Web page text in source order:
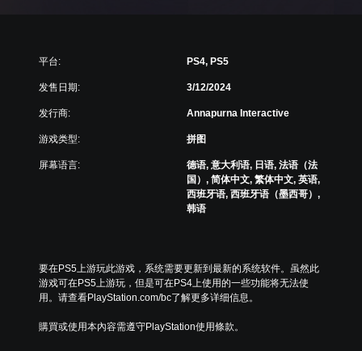
平台: PS4, PS5
发售日期: 3/12/2024
发行商: Annapurna Interactive
游戏类型: 拼图
屏幕语言:
德语, 意大利语, 日语, 法语（法
国）, 简体中文, 繁体中文, 英语,
西班牙语, 西班牙语（墨西哥）,
韩语
要在PS5上游玩此游戏，系统需要更新到最新的系统软件。虽然此
游戏可在PS5上游玩，但是可在PS4上使用的一些功能将无法使
用。请查看PlayStation.com/bc了解更多详细信息。
購買或使用本內容需遵守PlayStation使用條款。